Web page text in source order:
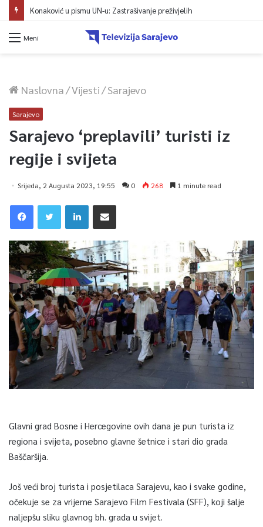
Konaković u pismu UN-u: Zastrašivanje preživjelih
Meni
Naslovna/Vijesti/Sarajevo
Sarajevo
Sarajevo ‘preplavili’ turisti iz
regije i svijeta
Srijeda, 2 Augusta 2023, 19:55 0 268 1 minute read
Glavni grad Bosne i Hercegovine ovih dana je pun turista iz
regiona i svijeta, posebno glavne šetnice i stari dio grada
Baščaršija.
Još veći broj turista i posjetilaca Sarajevu, kao i svake godine,
očekuje se za vrijeme Sarajevo Film Festivala (SFF), koji šalje
naljepšu sliku glavnog bh. grada u svijet.